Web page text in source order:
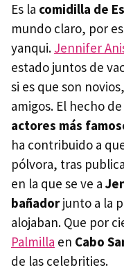
Es la comidilla de
mundo claro, por
yanqui. Jennifer
estado juntos de
si es que son
amigos. El hecho
actores más
ha contribuido a
pólvora, tras
en la que se ve a
bañadorjunto a la
alojaban. Que por
Palmilla en Cabo
de las celebrities.